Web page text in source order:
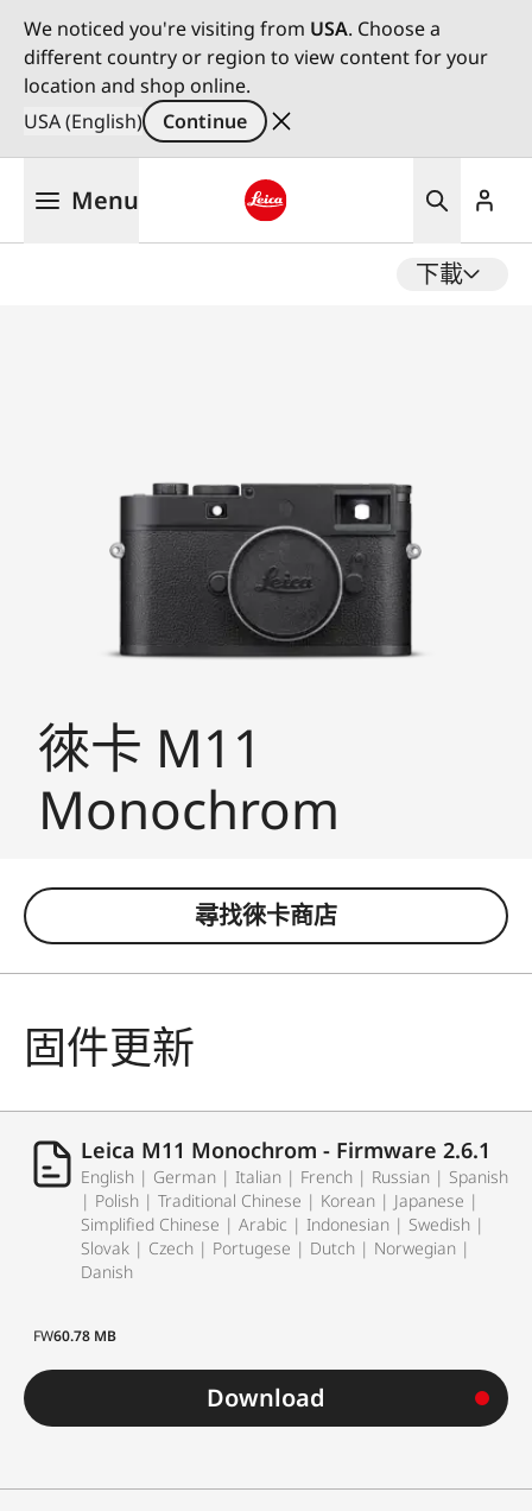
We noticed you're visiting from USA. Choose a
different country or region to view content for your
location and shop online.
USA (English)
Continue
Menu
下載
徠卡 M11
Monochrom
尋找徠卡商店
固件更新
Leica M11 Monochrom - Firmware 2.6.1
English | German | Italian | French | Russian | Spanish
| Polish | Traditional Chinese | Korean | Japanese |
Simplified Chinese | Arabic | Indonesian | Swedish |
Slovak | Czech | Portugese | Dutch | Norwegian |
Danish
FW60.78 MB
Download